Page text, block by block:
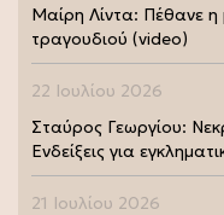
Μαίρη Λίντα: Πέθανε η
τραγουδιού (video)
22 Ιουλίου 2026
Σταύρος Γεωργίου:
Ενδείξεις για
21 Ιουλίου 2026